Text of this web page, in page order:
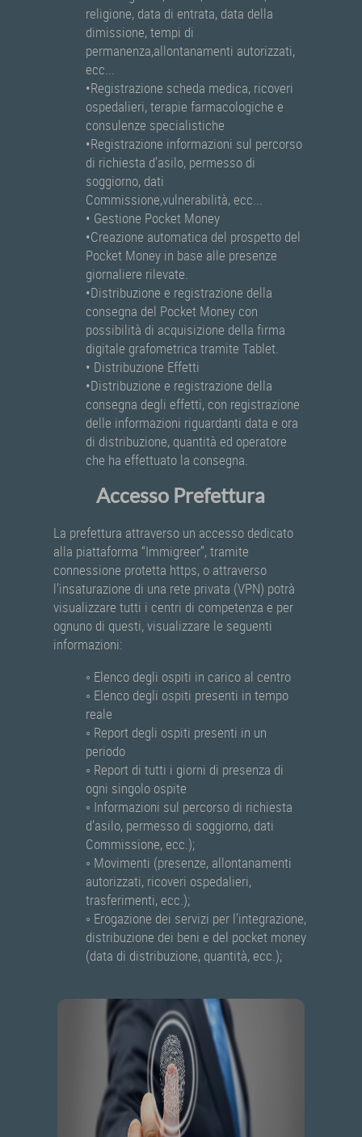
religione, data di entrata, data della
dimissione, tempi di
permanenza,allontanamenti autorizzati,
ecc...
•Registrazione scheda medica, ricoveri
ospedalieri, terapie farmacologiche e
consulenze specialistiche
•Registrazione informazioni sul percorso
di richiesta d’asilo, permesso di
soggiorno, dati
Commissione,vulnerabilità, ecc...
• Gestione Pocket Money
•Creazione automatica del prospetto del
Pocket Money in base alle presenze
giornaliere rilevate.
•Distribuzione e registrazione della
consegna del Pocket Money con
possibilità di acquisizione della firma
digitale grafometrica tramite Tablet.
• Distribuzione Effetti
•Distribuzione e registrazione della
consegna degli effetti, con registrazione
delle informazioni riguardanti data e ora
di distribuzione, quantità ed operatore
che ha effettuato la consegna.
Accesso Prefettura
La prefettura attraverso un accesso dedicato
alla piattaforma “Immigreer”, tramite
connessione protetta https, o attraverso
l'insaturazione di una rete privata (VPN) potrà
visualizzare tutti i centri di competenza e per
ognuno di questi, visualizzare le seguenti
informazioni:
◦ Elenco degli ospiti in carico al centro
◦ Elenco degli ospiti presenti in tempo
reale
◦ Report degli ospiti presenti in un
periodo
◦ Report di tutti i giorni di presenza di
ogni singolo ospite
◦ Informazioni sul percorso di richiesta
d’asilo, permesso di soggiorno, dati
Commissione, ecc.);
◦ Movimenti (presenze, allontanamenti
autorizzati, ricoveri ospedalieri,
trasferimenti, ecc.);
◦ Erogazione dei servizi per l’integrazione,
distribuzione dei beni e del pocket money
(data di distribuzione, quantità, ecc.);